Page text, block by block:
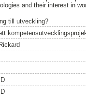
and their interest in
till utveckling?